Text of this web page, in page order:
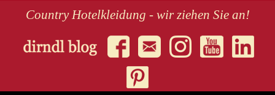
Country Hotelkleidung - wir ziehen Sie an!